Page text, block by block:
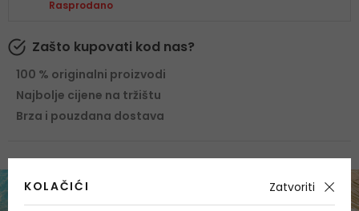
Rasprodano
Zašto kupovati kod nas?
100 % originalni proizvodi
Najbolje cijene na tržištu
Brza i pouzdana dostava
KOLAČIĆI Zatvoriti